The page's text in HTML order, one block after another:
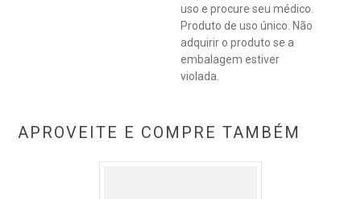
uso e procure seu médico.
Produto de uso único. Não
adquirir o produto se a
embalagem estiver
violada.
APROVEITE E COMPRE TAMBÉM